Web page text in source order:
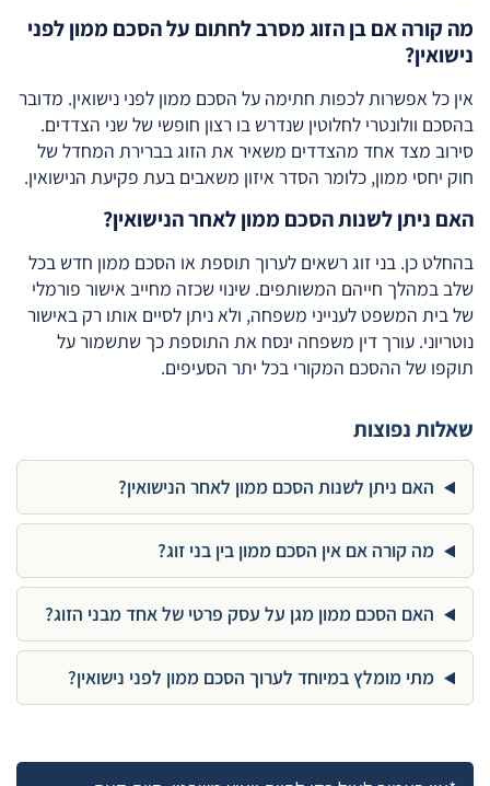
מה קורה אם בן הזוג מסרב לחתום על הסכם ממון לפני
נישואין?
אין כל אפשרות לכפות חתימה על הסכם ממון לפני נישואין. מדובר
בהסכם וולונטרי לחלוטין שנדרש בו רצון חופשי של שני הצדדים.
סירוב מצד אחד מהצדדים משאיר את הזוג בברירת המחדל של
חוק יחסי ממון, כלומר הסדר איזון משאבים בעת פקיעת הנישואין.
האם ניתן לשנות הסכם ממון לאחר הנישואין?
בהחלט כן. בני זוג רשאים לערוך תוספת או הסכם ממון חדש בכל
שלב במהלך חייהם המשותפים. שינוי שכזה מחייב אישור פורמלי
של בית המשפט לענייני משפחה, ולא ניתן לסיים אותו רק באישור
נוטריוני. עורך דין משפחה ינסח את התוספת כך שתשמור על
תוקפו של ההסכם המקורי בכל יתר הסעיפים.
שאלות נפוצות
האם ניתן לשנות הסכם ממון לאחר הנישואין?
מה קורה אם אין הסכם ממון בין בני זוג?
האם הסכם ממון מגן על עסק פרטי של אחד מבני הזוג?
מתי מומלץ במיוחד לערוך הסכם ממון לפני נישואין?